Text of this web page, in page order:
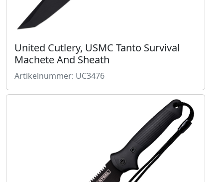
United Cutlery, USMC Tanto Survival
Machete And Sheath
Artikelnummer: UC3476